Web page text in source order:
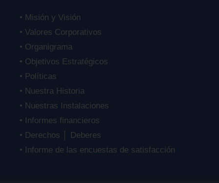
• Misión y Visión
• Valores Corporativos
• Organigrama
• Objetivos Estratégicos
• Políticas
• Nuestra Historia
• Nuestras Instalaciones
• Informes financieros
• Derechos │ Deberes
• Informe de las encuestas de satisfacción